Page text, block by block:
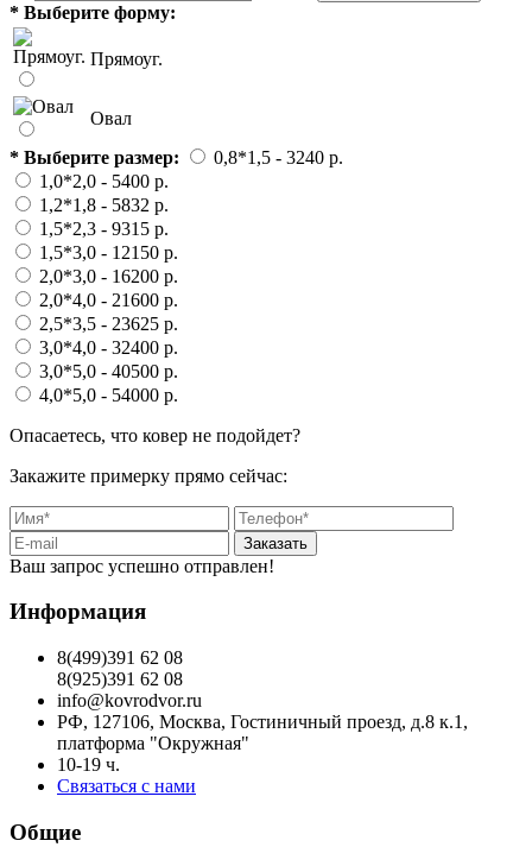
* Выберите форму:
Прямоуг.
Овал
* Выберите размер: 0,8*1,5 - 3240 p.
1,0*2,0 - 5400 p.
1,2*1,8 - 5832 p.
1,5*2,3 - 9315 p.
1,5*3,0 - 12150 p.
2,0*3,0 - 16200 p.
2,0*4,0 - 21600 p.
2,5*3,5 - 23625 p.
3,0*4,0 - 32400 p.
3,0*5,0 - 40500 p.
4,0*5,0 - 54000 p.
Опасаетесь, что ковер не подойдет?
Закажите примерку прямо сейчас:
Заказать
Ваш запрос успешно отправлен!
Информация
8(499)391 62 08
8(925)391 62 08
info@kovrodvor.ru
РФ, 127106, Москва, Гостиничный проезд, д.8 к.1,
платформа "Окружная"
10-19 ч.
Связаться с нами
Общие